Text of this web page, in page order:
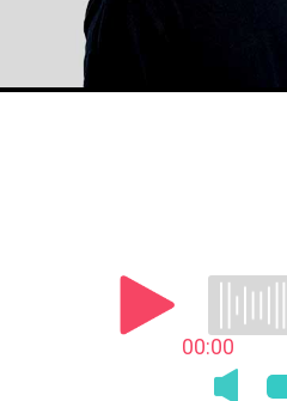
00:00